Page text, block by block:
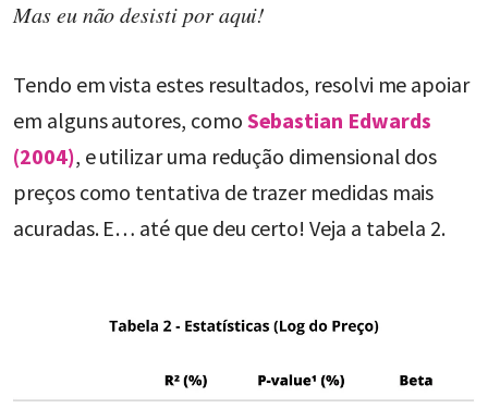
Mas eu não desisti por aqui!
Tendo em vista estes resultados, resolvi me apoiar
em alguns autores, como Sebastian Edwards
(2004), e utilizar uma redução dimensional dos
preços como tentativa de trazer medidas mais
acuradas. E… até que deu certo! Veja a tabela 2.